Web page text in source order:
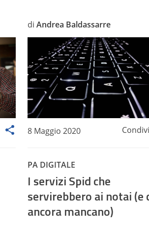
di Andrea Baldassarre
8 Maggio 2020
PA DIGITALE
I servizi Spid che
servirebbero ai notai (e
ancora mancano)